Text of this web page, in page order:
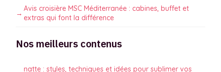
Avis croisière MSC Méditerranée : cabines, buffet et
extras qui font la différence
Nos meilleurs contenus
natte : styles, techniques et idées pour sublimer vos